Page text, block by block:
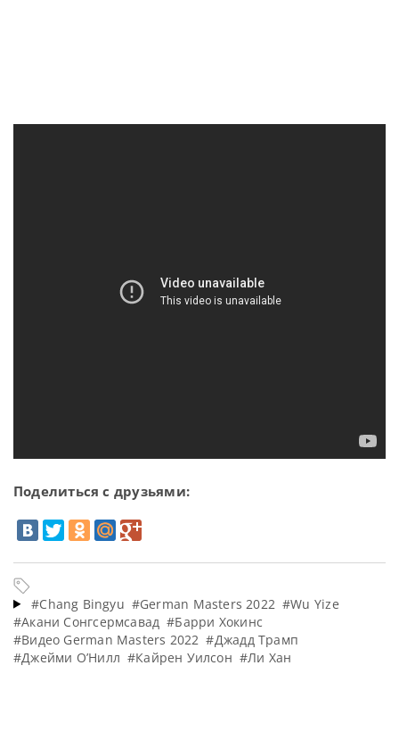
Поделиться с друзьями:
#Chang Bingyu #German Masters 2022 #Wu Yize
#Акани Сонгсермсавад #Барри Хокинс
#Видео German Masters 2022 #Джадд Трамп
#Джейми О’Нилл #Кайрен Уилсон #Ли Хан